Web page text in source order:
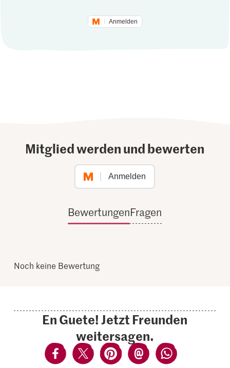
Anmelden
Mitglied werden und bewerten
Anmelden
BewertungenFragen
Noch keine Bewertung
En Guete! Jetzt Freunden
weitersagen.